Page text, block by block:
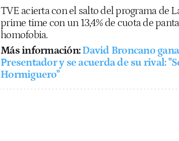
TVE acierta con el salto del programa de
prime time con un 13,4% de cuota de
homofobia.
Más información:David Broncano
Presentador y se acuerda de su rival:
Hormiguero"